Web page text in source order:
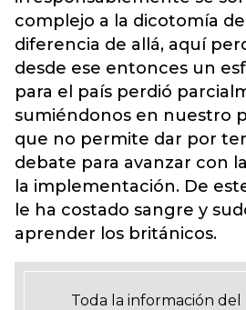
complejo a la dicotomía
diferencia de allá, aquí
desde ese entonces un
para el país perdió
sumiéndonos en nuestro
que no permite dar por
debate para avanzar con
la implementación. De
le ha costado sangre y
aprender los británicos.
Toda la información